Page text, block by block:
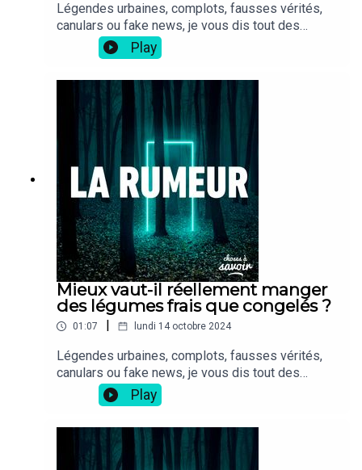
Légendes urbaines, complots, fausses vérités,
canulars ou fake news, je vous dis tout des
rumeurs les plus folles.
Play
Mieux vaut-il réellement manger
des légumes frais que congelés ?
01:07 lundi 14 octobre 2024
Légendes urbaines, complots, fausses vérités,
canulars ou fake news, je vous dis tout des
rumeurs les plus folles.
Play